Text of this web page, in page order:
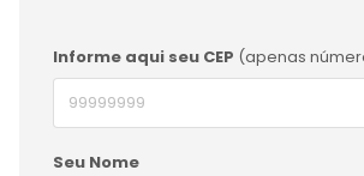
Informe aqui seu CEP (apenas
Seu Nome